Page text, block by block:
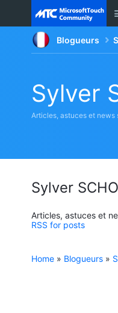
Blogueurs
Sylver
Articles, astuces et
Sylver
Articles, astuces et
RSS for posts
Home » Blogueurs »